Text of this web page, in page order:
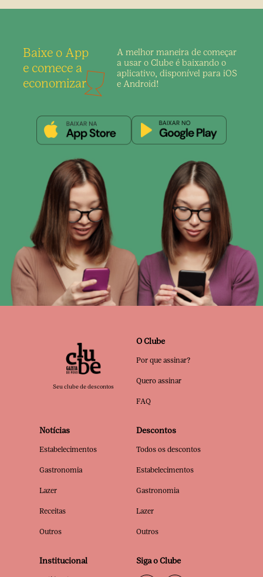
Baixe o App
e comece a
economizar
A melhor maneira de começar
a usar o Clube é baixando o
aplicativo, disponível para iOS
e Android!
Seu clube de descontos
O Clube
Por que assinar?
Quero assinar
FAQ
Notícias
Estabelecimentos
Gastronomia
Lazer
Receitas
Outros
Descontos
Todos os descontos
Estabelecimentos
Gastronomia
Lazer
Outros
Institucional Siga o Clube